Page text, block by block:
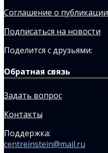
Соглашение о публикации
Подписаться на новости
Поделится с друзьями:
Обратная связь
Задать вопрос
Контакты
Поддержка:
centreinstein@mail.ru